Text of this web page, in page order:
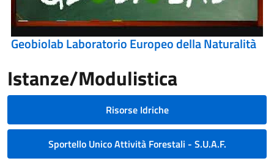
Geobiolab Laboratorio Europeo della Naturalità
Istanze/Modulistica
Risorse Idriche
Sportello Unico Attività Forestali - S.U.A.F.